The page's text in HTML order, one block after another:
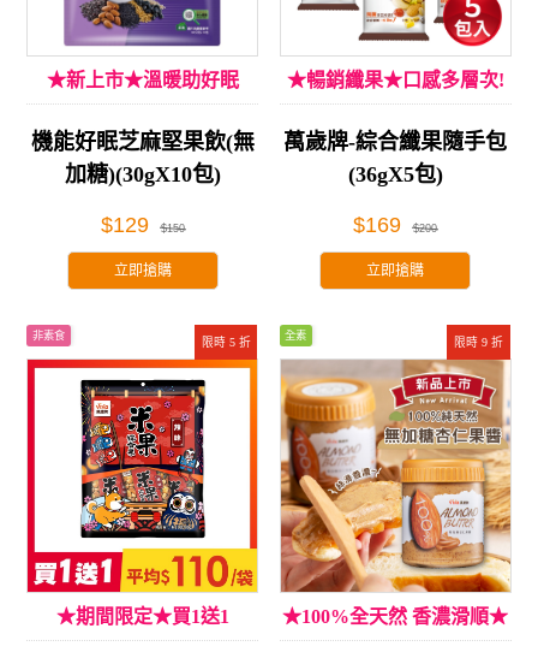
★新上市★溫暖助好眠
機能好眠芝麻堅果飲(無
加糖)(30gX10包)
$129 $150
立即搶購
★暢銷纖果★口感多層次!
萬歲牌-綜合纖果隨手包
(36gX5包)
$169 $200
立即搶購
限時 5 折
非素食
★期間限定★買1送1
限時 9 折
全素
★100%全天然 香濃滑順★